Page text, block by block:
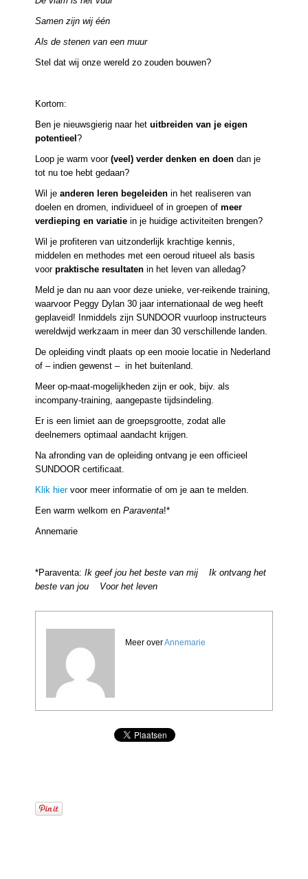
Samen zijn wij één
Als de stenen van een muur
Stel dat wij onze wereld zo zouden bouwen?
Kortom:
Ben je nieuwsgierig naar het uitbreiden van je eigen
potentieel ?
Loop je warm voor (veel) verder denken en doen dan je
tot nu toe hebt gedaan?
Wil je anderen leren begeleiden in het realiseren van
doelen en dromen, individueel of in groepen of meer
verdieping en variatie in je huidige activiteiten brengen?
Wil je profiteren van uitzonderlijk krachtige kennis,
middelen en methodes met een oeroud ritueel als basis
voor praktische resultaten in het leven van alledag?
Meld je dan nu aan voor deze unieke, ver-reikende training,
waarvoor Peggy Dylan 30 jaar internationaal de weg heeft
geplaveid! Inmiddels zijn SUNDOOR vuurloop instructeurs
wereldwijd werkzaam in meer dan 30 verschillende landen.
De opleiding vindt plaats op een mooie locatie in Nederland
of – indien gewenst – in het buitenland.
Meer op-maat-mogelijkheden zijn er ook, bijv. als
incompany-training, aangepaste tijdsindeling.
Er is een limiet aan de groepsgrootte, zodat alle
deelnemers optimaal aandacht krijgen.
Na afronding van de opleiding ontvang je een officieel
SUNDOOR certificaat.
Klik hiervoor meer informatie of om je aan te melden.
Een warm welkom en Paraventa!*
Annemarie
*Paraventa: Ik geef jou het beste van mij Ik ontvang het
beste van jou Voor het leven
Meer overAnnemarie